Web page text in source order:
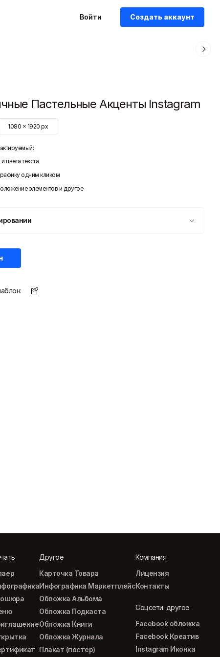
Войти Создать аккаунт
Пастельные Акценты Instagram
1080 x 1920 px
цвета текста
одним кликом
элементов и другое
Другое
Карточка Товара
Инфографика Маркетплейс
Обложка Альбома
Обложка Подкаста
Обложка Книги
Обложка Журнала
Плакат (постер)
Компания
Лицензия
Контакты
Соцсети: другое
Facebook обложка
Facebook Креатив
Instagram Иконка